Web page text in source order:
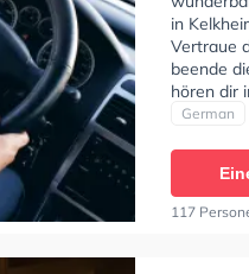
in
Vertraue
beende
hören dir
bieten
German
117